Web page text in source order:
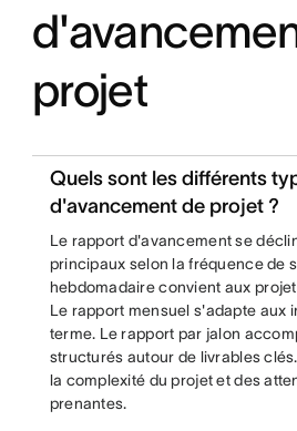
projet
Quels sont les différents
d'avancement de projet ?
Le rapport d'avancement se
principaux selon la fréquence de
hebdomadaire convient aux
Le rapport mensuel s'adapte aux
terme. Le rapport par jalon
structurés autour de livrables
la complexité du projet et des
prenantes.